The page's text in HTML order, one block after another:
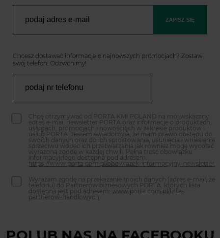
ZAPISZ SIĘ
Chcesz dostawać informacje o najnowszych promocjach? Zostaw
swój telefon! Odzwonimy!
Chcę otrzymywać od PORTA KMI POLAND na mój wskazany
adres e-mail newsletter PORTA oraz informacje o produktach,
usługach, promocjach i nowościach w zakresie produktów i
usług PORTA. Jestem świadomy/a, że mam prawo dostępu do
swoich danych oraz do ich sprostowania, usunięcia i wniesienia
sprzeciwu wobec ich przetwarzania jak również mogę wycofać
wyrażoną zgodę w każdej chwili. Pełna treść obowiązku
informacyjnego dostępna pod adresem:
https://www.porta.com.pl/obowiazek-informacyjny-newsletter
Wyrażam zgodę na przekazanie moich danych (adres e-mail, że
telefonu) do Partnerów biznesowych PORTA, których lista
dostępna jest pod adresem:
www.porta.com.pl/lista-
partnerow-handlowych